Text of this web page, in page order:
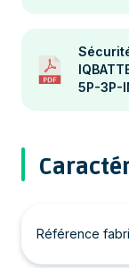
5P-3P-
Référence